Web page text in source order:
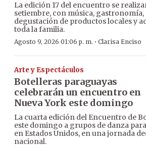
La edición 17 del encuentro se
setiembre, con música, gastronomía,
degustación de productos locales y
toda la familia.
Agosto 9, 2026 01:06 p. m. · Clarisa Enciso
Arte y Espectáculos
Botelleras paraguayas
celebrarán un encuentro en
Nueva York este domingo
La cuarta edición del Encuentro de
este domingo a grupos de danza
en Estados Unidos, en una jornada
nacional.